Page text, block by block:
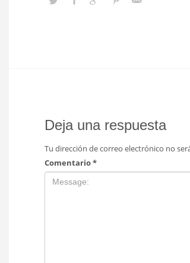
Deja una respuesta
Tu dirección de correo electrónico no
Comentario*